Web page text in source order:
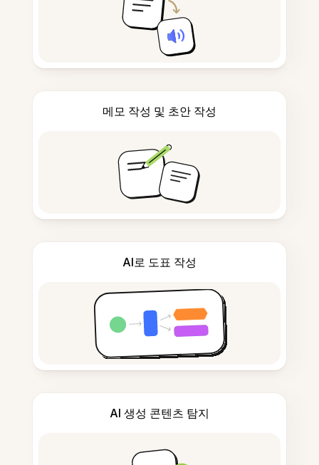
메모 작성 및 초안 작성
AI로 도표 작성
AI 생성 콘텐츠 탐지